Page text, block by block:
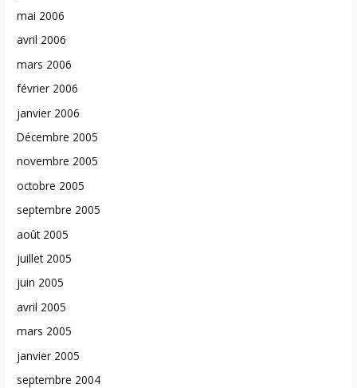
mai 2006
avril 2006
mars 2006
février 2006
janvier 2006
Décembre 2005
novembre 2005
octobre 2005
septembre 2005
août 2005
juillet 2005
juin 2005
avril 2005
mars 2005
janvier 2005
septembre 2004